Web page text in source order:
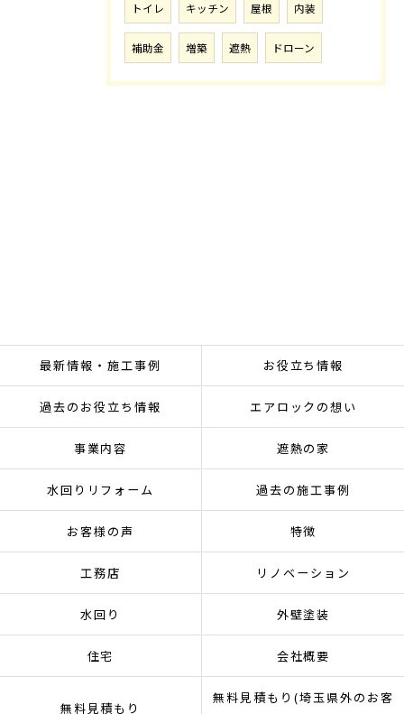
トイレ キッチン 屋根 内装
補助金 増築 遮熱 ドローン
最新情報・施工事例 お役立ち情報
過去のお役立ち情報 エアロックの想い
事業内容 遮熱の家
水回りリフォーム 過去の施工事例
お客様の声 特徴
工務店 リノベーション
水回り 外壁塗装
住宅 会社概要
無料見積もり
無料見積もり(埼玉県外のお客